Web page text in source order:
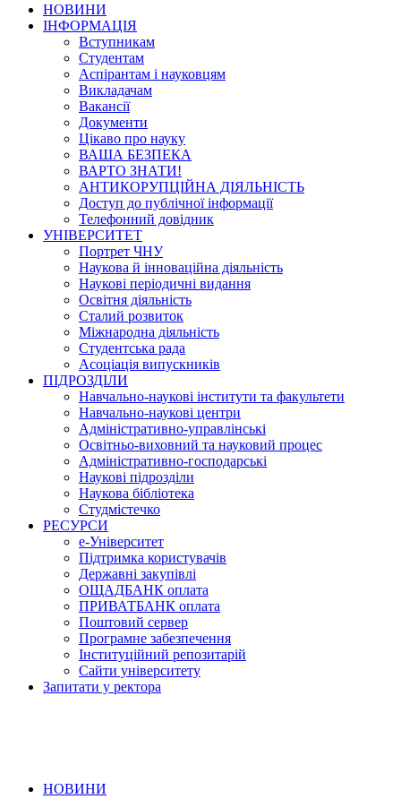
НОВИНИ
ІНФОРМАЦІЯ
Вступникам
Студентам
Аспірантам і науковцям
Викладачам
Вакансії
Документи
Цікаво про науку
ВАША БЕЗПЕКА
ВАРТО ЗНАТИ!
АНТИКОРУПЦІЙНА ДІЯЛЬНІСТЬ
Доступ до публічної інформації
Телефонний довідник
УНІВЕРСИТЕТ
Портрет ЧНУ
Наукова й інноваційна діяльність
Наукові періодичні видання
Освітня діяльність
Сталий розвиток
Міжнародна діяльність
Студентська рада
Асоціація випускників
ПІДРОЗДІЛИ
Навчально-наукові інститути та факультети
Навчально-наукові центри
Адміністративно-управлінські
Освітньо-виховний та науковий процес
Адміністративно-господарські
Наукові підрозділи
Наукова бібліотека
Студмістечко
РЕСУРСИ
е-Університет
Підтримка користувачів
Державні закупівлі
ОЩАДБАНК оплата
ПРИВАТБАНК оплата
Поштовий сервер
Програмне забезпечення
Інституційний репозитарій
Сайти університету
Запитати у ректора
НОВИНИ